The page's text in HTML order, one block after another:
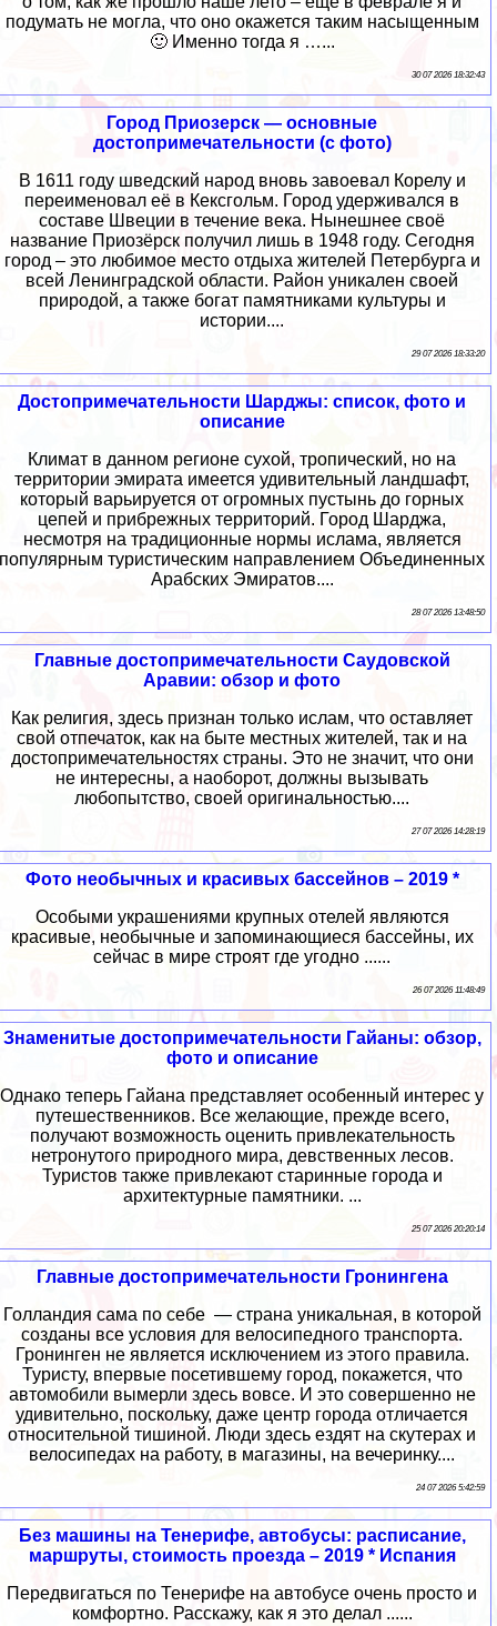
подумать не могла, что оно окажется таким насыщенным
🙂 Именно тогда я …...
30 07 2026 18:32:43
Город Приозерск — основные
достопримечательности (с фото)
В 1611 году шведский народ вновь завоевал Корелу и
переименовал её в Кексгольм. Город удерживался в
составе Швеции в течение века. Нынешнее своё
название Приозёрск получил лишь в 1948 году. Сегодня
город – это любимое место отдыха жителей Петербурга и
всей Ленинградской области. Район уникален своей
природой, а также богат памятниками культуры и
истории....
29 07 2026 18:33:20
Достопримечательности Шарджы: список, фото и
описание
Климат в данном регионе сухой, тропический, но на
территории эмирата имеется удивительный ландшафт,
который варьируется от огромных пустынь до горных
цепей и прибрежных территорий. Город Шарджа,
несмотря на традиционные нормы ислама, является
популярным туристическим направлением Объединенных
Арабских Эмиратов....
28 07 2026 13:48:50
Главные достопримечательности Саудовской
Аравии: обзор и фото
Как религия, здесь признан только ислам, что оставляет
свой отпечаток, как на быте местных жителей, так и на
достопримечательностях страны. Это не значит, что они
не интересны, а наоборот, должны вызывать
любопытство, своей оригинальностью....
27 07 2026 14:28:19
Фото необычных и красивых бассейнов – 2019 *
Особыми украшениями крупных отелей являются
красивые, необычные и запоминающиеся бассейны, их
сейчас в мире строят где угодно ......
26 07 2026 11:48:49
Знаменитые достопримечательности Гайаны: обзор,
фото и описание
Однако теперь Гайана представляет особенный интерес у
путешественников. Все желающие, прежде всего,
получают возможность оценить привлекательность
нетронутого природного мира, девственных лесов.
Туристов также привлекают старинные города и
архитектурные памятники. ...
25 07 2026 20:20:14
Главные достопримечательности Гронингена
Голландия сама по себе — страна уникальная, в которой
созданы все условия для велосипедного транспорта.
Гронинген не является исключением из этого правила.
Туристу, впервые посетившему город, покажется, что
автомобили вымерли здесь вовсе. И это совершенно не
удивительно, поскольку, даже центр города отличается
относительной тишиной. Люди здесь ездят на скутерах и
велосипедах на работу, в магазины, на вечеринку....
24 07 2026 5:42:59
Без машины на Тенерифе, автобусы: расписание,
маршруты, стоимость проезда – 2019 * Испания
Передвигаться по Тенерифе на автобусе очень просто и
комфортно. Расскажу, как я это делал ......